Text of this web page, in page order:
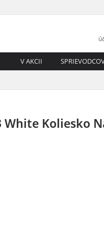
V AKCII
White Koliesko